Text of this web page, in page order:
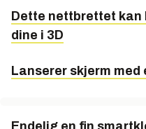
Dette nettbrettet kan
dine i 3D
Lanserer skjerm
Endelig en fin